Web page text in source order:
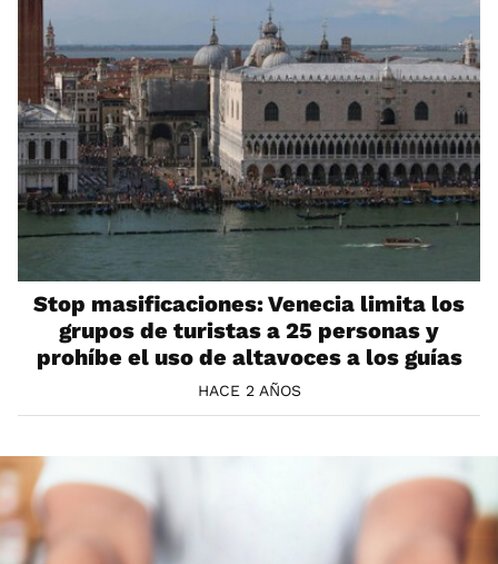
Stop masificaciones: Venecia limita los
grupos de turistas a 25 personas y
prohíbe el uso de altavoces a los guías
HACE 2 AÑOS